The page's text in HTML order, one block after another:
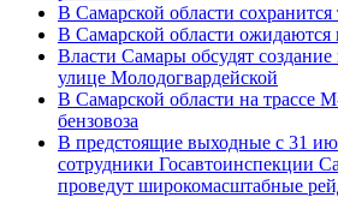
В Самарской области сохранится
В Самарской области ожидаются
Власти Самары обсудят
улице Молодогвардейской
В Самарской области на трассе
бензовоза
В предстоящие выходные с 31
сотрудники Госавтоинспекции
проведут широкомасштабные